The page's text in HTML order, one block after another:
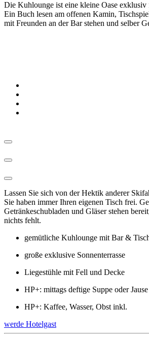
Die Kuhlounge ist eine kleine Oase exklusiv
Ein Buch lesen am offenen Kamin,
mit Freunden an der Bar stehen und selber
Lassen Sie sich von der Hektik anderer
Sie haben immer Ihren eigenen Tisch frei.
Getränkeschubladen und Gläser stehen
nichts fehlt.
gemütliche Kuhlounge mit Bar &
große exklusive Sonnenterrasse
Liegestühle mit Fell und Decke
HP+: mittags deftige Suppe oder Jause
HP+: Kaffee, Wasser, Obst inkl.
werde Hotelgast